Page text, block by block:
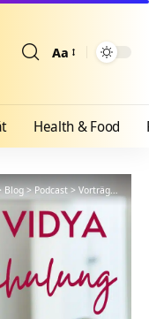
Aa
Health & Food
Blog>Podcast>Vorträge >